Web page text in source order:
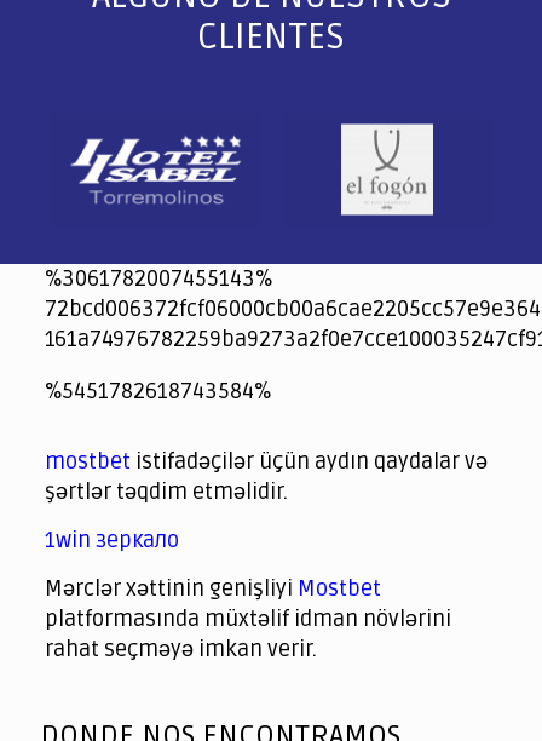
CLIENTES
%3061782007455143%
jeetcity
1xbet
jeet city casino
%5451782618743584%
spintiger
Avabet
Spinrise
Crown Green
Crowngreen casino login
슈가 러쉬1000 슬롯
crazy time casino online
1xcasinozambia.com
codingworldnews.com
parimatch.kr
winorio
winorio casino
winorio
mostbet istifadəçilər üçün aydın qaydalar və
şərtlər təqdim etməlidir.
1win зеркало
Mərclər xəttinin genişliyi Mostbet
platformasında müxtəlif idman növlərini
rahat seçməyə imkan verir.
of